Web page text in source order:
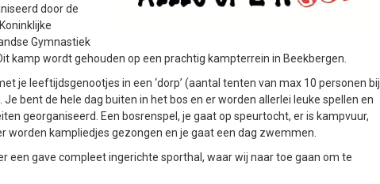
door de
Gymnastiek
kamp wordt gehouden op een prachtig kampterrein in Beekbergen.
je leeftijdsgenootjes in een ‘dorp’ (aantal tenten van max 10 personen bij
Je bent de hele dag buiten in het bos en er worden allerlei leuke spellen en
georganiseerd. Een bosrenspel, je gaat op speurtocht, er is kampvuur,
worden kampliedjes gezongen en je gaat een dag zwemmen.
een gave compleet ingerichte sporthal, waar wij naar toe gaan om te